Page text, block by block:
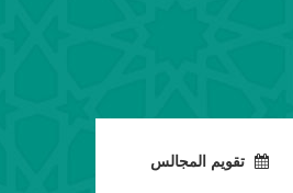
تقويم المجالس